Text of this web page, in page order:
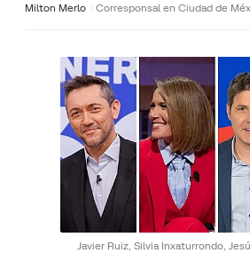
Milton Merlo Corresponsal en Ciudad de
Javier Ruiz, Silvia Inxaturrondo,